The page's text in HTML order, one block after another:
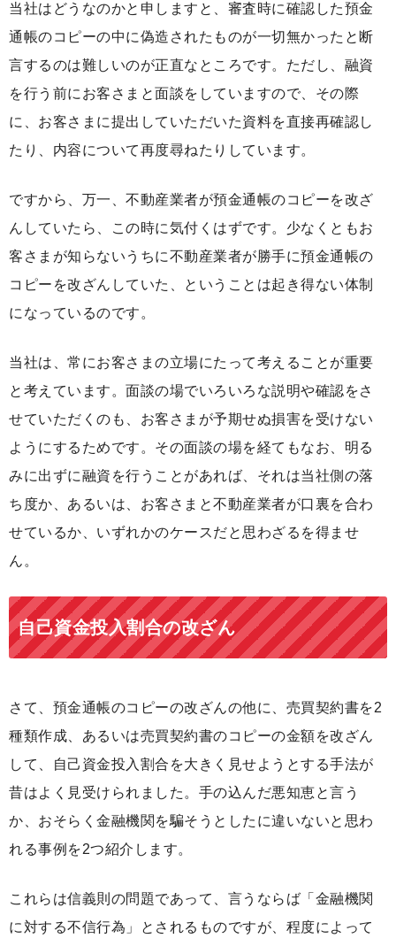
当社はどうなのかと申しますと、審査時に確認した預金
通帳のコピーの中に偽造されたものが一切無かったと断
言するのは難しいのが正直なところです。ただし、融資
を行う前にお客さまと面談をしていますので、その際
に、お客さまに提出していただいた資料を直接再確認し
たり、内容について再度尋ねたりしています。
ですから、万一、不動産業者が預金通帳のコピーを改ざ
んしていたら、この時に気付くはずです。少なくともお
客さまが知らないうちに不動産業者が勝手に預金通帳の
コピーを改ざんしていた、ということは起き得ない体制
になっているのです。
当社は、常にお客さまの立場にたって考えることが重要
と考えています。面談の場でいろいろな説明や確認をさ
せていただくのも、お客さまが予期せぬ損害を受けない
ようにするためです。その面談の場を経てもなお、明る
みに出ずに融資を行うことがあれば、それは当社側の落
ち度か、あるいは、お客さまと不動産業者が口裏を合わ
せているか、いずれかのケースだと思わざるを得ませ
ん。
自己資金投入割合の改ざん
さて、預金通帳のコピーの改ざんの他に、売買契約書を2
種類作成、あるいは売買契約書のコピーの金額を改ざん
して、自己資金投入割合を大きく見せようとする手法が
昔はよく見受けられました。手の込んだ悪知恵と言う
か、おそらく金融機関を騙そうとしたに違いないと思わ
れる事例を2つ紹介します。
これらは信義則の問題であって、言うならば「金融機関
に対する不信行為」とされるものですが、程度によって